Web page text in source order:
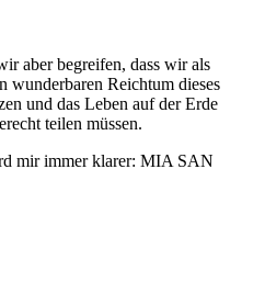
aber begreifen, dass wir als
wunderbaren Reichtum dieses
und das Leben auf der Erde
teilen müssen.
mir immer klarer: MIA SAN